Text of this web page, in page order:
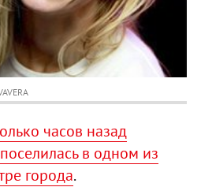
часов назад
в одном из
города.